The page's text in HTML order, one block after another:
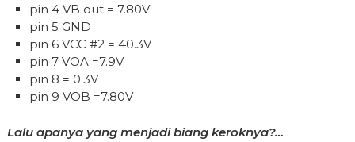
pin 4 VB out = 7.80V
pin 5 GND
pin 6 VCC #2 = 40.3V
pin 7 VOA =7.9V
pin 8 = 0.3V
pin 9 VOB =7.80V
Lalu apanya yang menjadi biang keroknya?…